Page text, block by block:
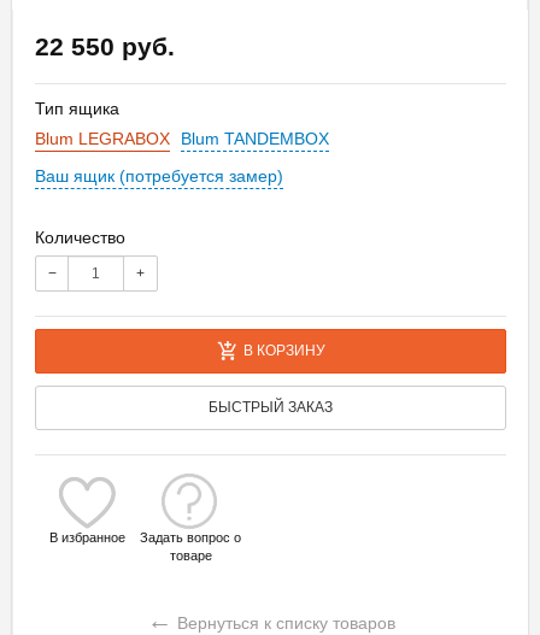
22 550 руб.
Тип ящика
Blum LEGRABOX
Blum TANDEMBOX
Ваш ящик (потребуется замер)
Количество
− +
В КОРЗИНУ
БЫСТРЫЙ ЗАКАЗ
В избранное
Задать вопрос о
товаре
← Вернуться к списку товаров